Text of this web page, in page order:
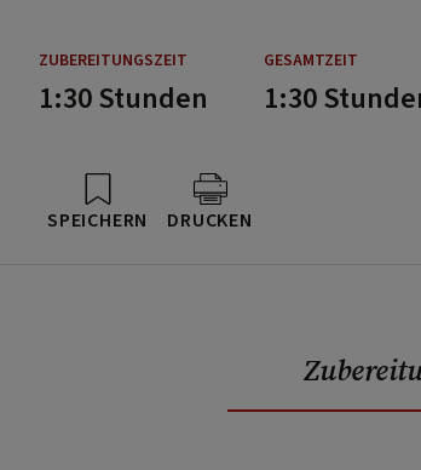
ZUBEREITUNGSZEIT GESAMTZEIT
1:30 Stunden 1:30
SPEICHERN DRUCKEN